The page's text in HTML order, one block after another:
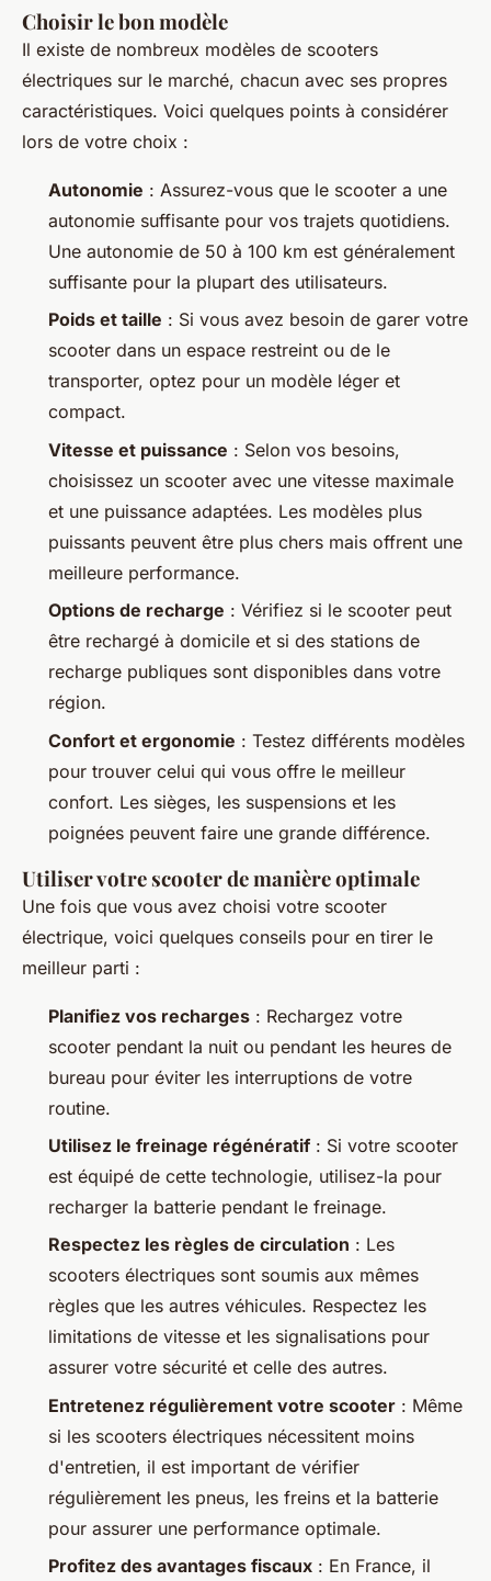
Choisir le bon modèle
Il existe de nombreux modèles de scooters
électriques sur le marché, chacun avec ses propres
caractéristiques. Voici quelques points à considérer
lors de votre choix :
Autonomie : Assurez-vous que le scooter a une
autonomie suffisante pour vos trajets quotidiens.
Une autonomie de 50 à 100 km est généralement
suffisante pour la plupart des utilisateurs.
Poids et taille : Si vous avez besoin de garer votre
scooter dans un espace restreint ou de le
transporter, optez pour un modèle léger et
compact.
Vitesse et puissance : Selon vos besoins,
choisissez un scooter avec une vitesse maximale
et une puissance adaptées. Les modèles plus
puissants peuvent être plus chers mais offrent une
meilleure performance.
Options de recharge : Vérifiez si le scooter peut
être rechargé à domicile et si des stations de
recharge publiques sont disponibles dans votre
région.
Confort et ergonomie : Testez différents modèles
pour trouver celui qui vous offre le meilleur
confort. Les sièges, les suspensions et les
poignées peuvent faire une grande différence.
Utiliser votre scooter de manière optimale
Une fois que vous avez choisi votre scooter
électrique, voici quelques conseils pour en tirer le
meilleur parti :
Planifiez vos recharges : Rechargez votre
scooter pendant la nuit ou pendant les heures de
bureau pour éviter les interruptions de votre
routine.
Utilisez le freinage régénératif: Si votre scooter
est équipé de cette technologie, utilisez-la pour
recharger la batterie pendant le freinage.
Respectez les règles de circulation : Les
scooters électriques sont soumis aux mêmes
règles que les autres véhicules. Respectez les
limitations de vitesse et les signalisations pour
assurer votre sécurité et celle des autres.
Entretenez régulièrement votre scooter : Même
si les scooters électriques nécessitent moins
d'entretien, il est important de vérifier
régulièrement les pneus, les freins et la batterie
pour assurer une performance optimale.
Profitez des avantages fiscaux : En France, il